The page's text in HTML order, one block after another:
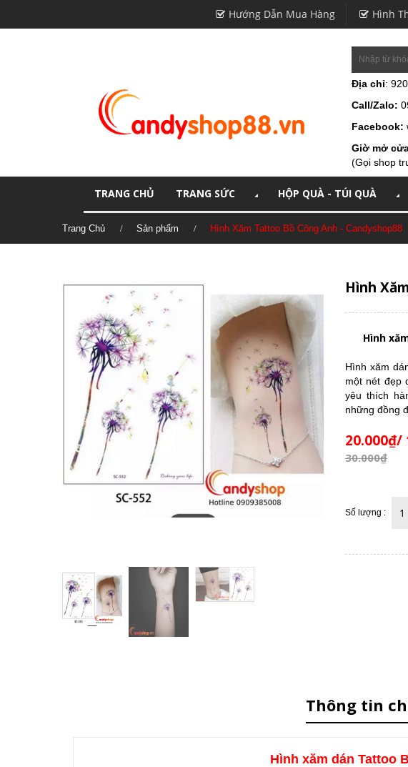
Hướng Dẫn Mua Hàng Hình
Địa chỉ:
Call/Zalo:
Facebook:
Giờ mở
(Gọi shop
TRANG CHỦ TRANG SỨC HỘP QUÀ - TÚI QUÀ
Trang Chủ Sản phẩm Hình Xăm Tattoo Bồ Công Anh - Candyshop88
Hình
Hình
Hình xăm
một nét đẹp
yêu thích
những đồng
20.000₫/
30.000₫
Số lượng :
Thông tin
Hình xăm dán Tattoo